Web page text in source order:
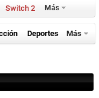
Switch 2 Más
Deportes Más